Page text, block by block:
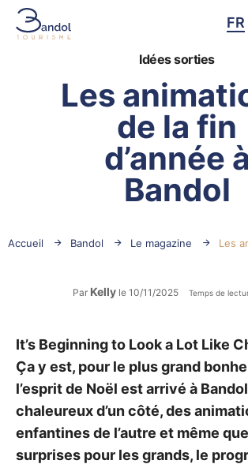
FR
Idées sorties
Les
de la fin
d’année à
Bandol
Accueil Bandol Le magazine Les
Par Kellyle 10/11/2025 Temps de
It’s Beginning to Look a Lot Like
Ça y est, pour le plus grand
l’esprit de Noël est arrivé à
chaleureux d’un côté, des
enfantines de l’autre et même
surprises pour les grands, le